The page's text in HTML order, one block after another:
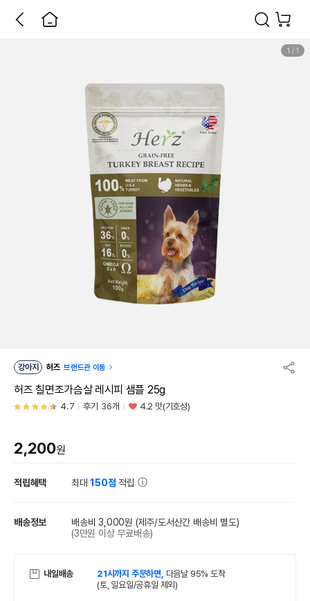
1 / 1
강아지 허즈 브랜드관 이동
허즈 칠면조가슴살 레시피 샘플 25g
4.7 후기 36개 4.2 맛(기호성)
2,200원
적립혜택 최대150점 적립
배송정보 배송비 3,000원 (제주/도서산간 배송비 별도)
(3만원 이상 무료배송)
내일배송 21시까지 주문하면, 다음날 95% 도착
(토, 일요일/공휴일 제외)